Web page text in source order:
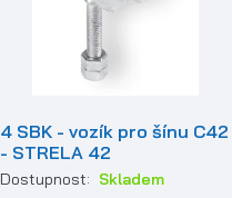
4 SBK - vozík pro šínu C42
- STRELA 42
Dostupnost: Skladem